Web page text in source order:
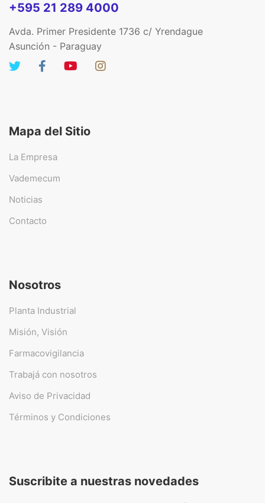
+595 21 289 4000
Avda. Primer Presidente 1736 c/ Yrendague
Asunción - Paraguay
Mapa del Sitio
La Empresa
Vademecum
Noticias
Contacto
Nosotros
Planta Industrial
Misión, Visión
Farmacovigilancia
Trabajá con nosotros
Aviso de Privacidad
Términos y Condiciones
Suscribite a nuestras novedades